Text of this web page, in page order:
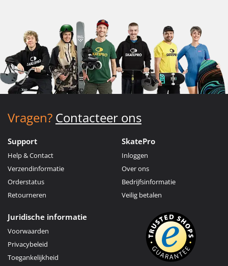
Vragen? Contacteer ons
Support
Help & Contact
Verzendinformatie
Orderstatus
Retourneren
SkatePro
Inloggen
Over ons
Bedrijfsinformatie
Veilig betalen
Juridische informatie
Voorwaarden
Privacybeleid
Toegankelijkheid